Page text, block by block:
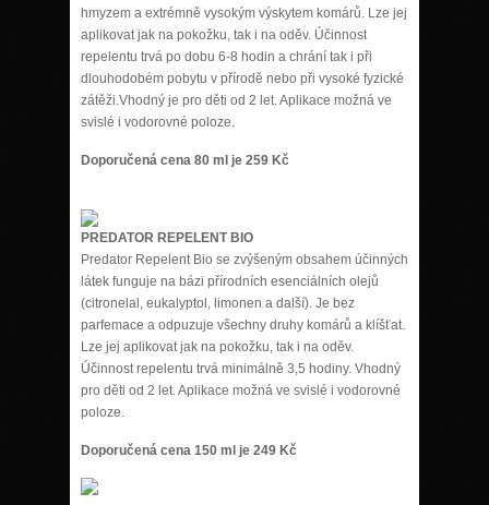
hmyzem a extrémně vysokým výskytem komárů. Lze jej
aplikovat jak na pokožku, tak i na oděv. Účinnost
repelentu trvá po dobu 6-8 hodin a chrání tak i při
dlouhodobém pobytu v přírodě nebo při vysoké fyzické
zátěži.Vhodný je pro děti od 2 let. Aplikace možná ve
svislé i vodorovné poloze.
Doporučená cena 80 ml je 259 Kč
PREDATOR REPELENT BIO
Predator Repelent Bio se zvýšeným obsahem účinných
látek funguje na bázi přírodních esenciálních olejů
(citronelal, eukalyptol, limonen a další). Je bez
parfemace a odpuzuje všechny druhy komárů a klíšťat.
Lze jej aplikovat jak na pokožku, tak i na oděv.
Účinnost repelentu trvá minimálně 3,5 hodiny. Vhodný
pro děti od 2 let. Aplikace možná ve svislé i vodorovné
poloze.
Doporučená cena 150 ml je 249 Kč